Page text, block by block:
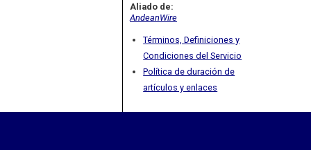
Aliado de:
AndeanWire
Términos, Definiciones y
Condiciones del Servicio
Política de duración de
artículos y enlaces